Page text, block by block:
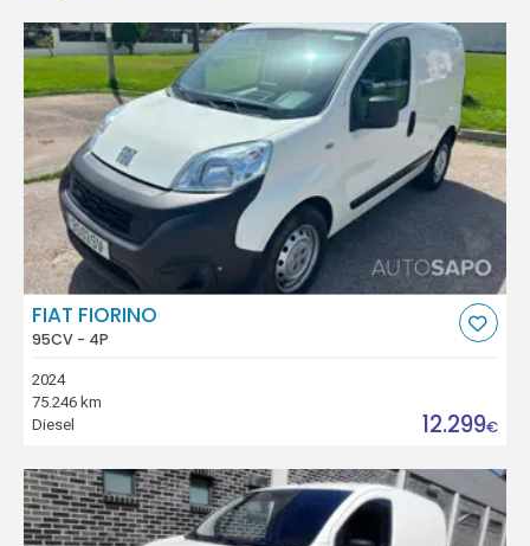
FIAT FIORINO
95CV - 4P
2024
75.246 km
Diesel
12.299€